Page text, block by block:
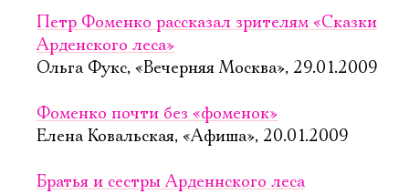
Петр Фоменко рассказал зрителям «Сказки
Арденского леса»
Ольга Фукс, «Вечерняя Москва», 29.01.2009
Фоменко почти без «фоменок»
Елена Ковальская, «Афиша», 20.01.2009
Братья и сестры Арденнского леса